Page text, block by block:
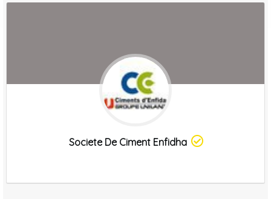
Societe De Ciment Enfidha